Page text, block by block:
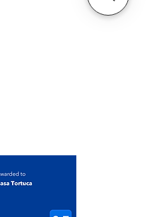
vantaggi della